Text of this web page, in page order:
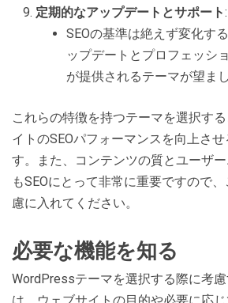
定期的なアップデートとサポート:
SEOの基準は絶えず変化す
ップデートとプロフェッシ
が提供されるテーマが望ま
これらの特徴を持つテーマを選択す
イトのSEOパフォーマンスを向上さ
す。また、コンテンツの質とユーザ
もSEOにとって非常に重要ですので
慮に入れてください。
必要な機能を知る
WordPressテーマを選択する際に考